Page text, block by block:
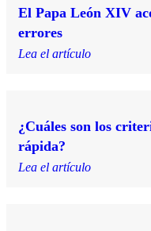
El Papa León XIV
errores
Lea el artículo
¿Cuáles son los
rápida?
Lea el artículo